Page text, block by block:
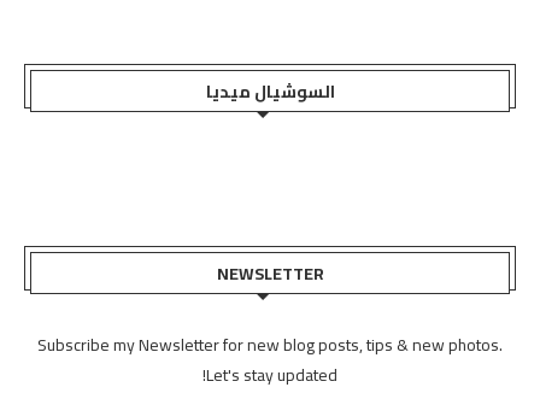
السوشيال ميديا
NEWSLETTER
Subscribe my Newsletter for new blog posts, tips & new photos.
Let's stay updated!